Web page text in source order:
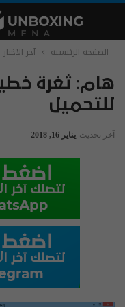
الصفحة الرئيسية آخر الاخبار
هام: ثغرة
للتحميل
آخر تحديث يناير 16, 2018